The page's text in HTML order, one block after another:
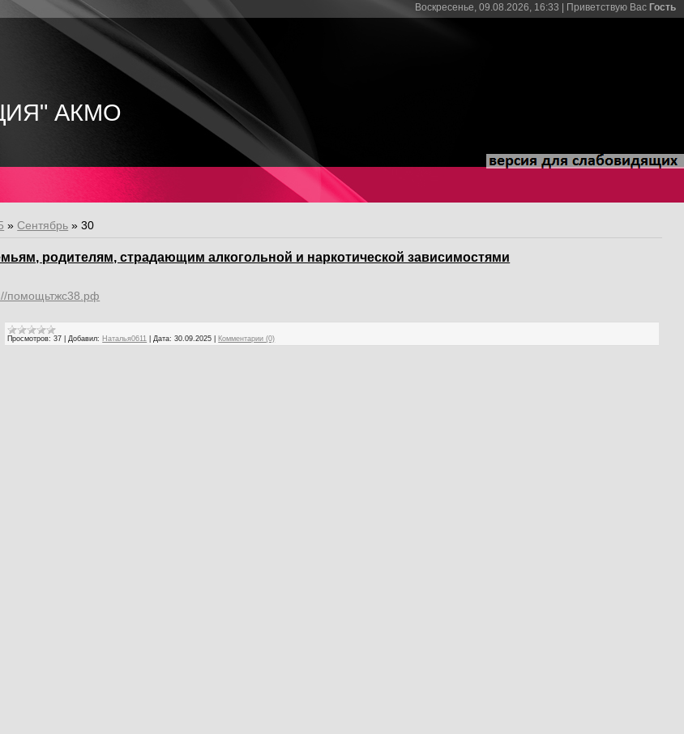
Воскресенье, 09.08.2026, 16:33 | Приветствую Вас Гость
АКМО
» Сентябрь » 30
родителям, страдающим алкогольной и наркотической зависимостями
помощьтжс38.рф
Просмотров: 37 |Добавил: Наталья0611 |Дата: 30.09.2025 Комментарии (0)